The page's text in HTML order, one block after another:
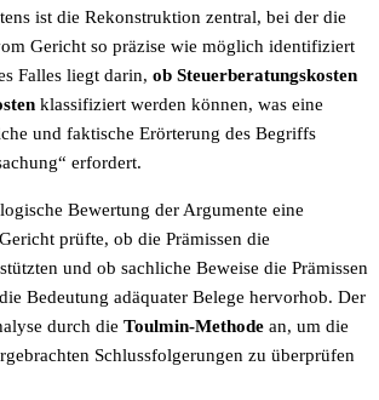
ist die Rekonstruktion zentral, bei der die
Gericht so präzise wie möglich identifiziert
Falles liegt darin, ob Steuerberatungskosten
klassifiziert werden können, was eine
und faktische Erörterung des Begriffs
erfordert.
Bewertung der Argumente eine
prüfte, ob die Prämissen die
und ob sachliche Beweise die Prämissen
Bedeutung adäquater Belege hervorhob. Der
durch die Toulmin-Methode an, um die
Schlussfolgerungen zu überprüfen